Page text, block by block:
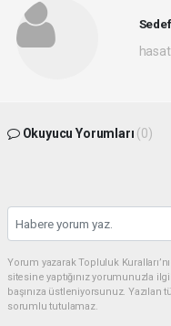
Okuyucu Yorumları (0)
Yorum yazarak Topluluk
sitesine yaptığınız yorumunuzla
başınıza üstleniyorsunuz.
sorumlu tutulamaz.